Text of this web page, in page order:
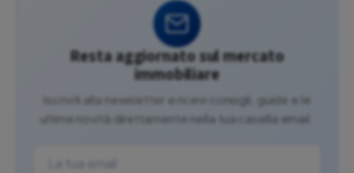
Resta aggiornato sul mercato
immobiliare
Iscriviti alla newsletter e ricevi consigli, guide e le
ultime novità direttamente nella tua casella email.